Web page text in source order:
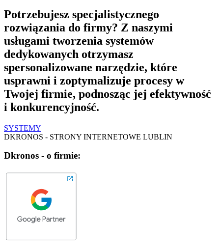
Potrzebujesz specjalistycznego
rozwiązania do firmy? Z naszymi
usługami tworzenia systemów
dedykowanych otrzymasz
spersonalizowane narzędzie, które
usprawni i zoptymalizuje procesy w
Twojej firmie, podnosząc jej efektywność
i konkurencyjność.
SYSTEMY
DKRONOS - STRONY INTERNETOWE LUBLIN
Dkronos - o firmie: